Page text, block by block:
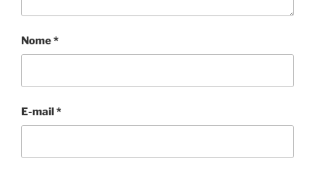
Nome*
E-mail*